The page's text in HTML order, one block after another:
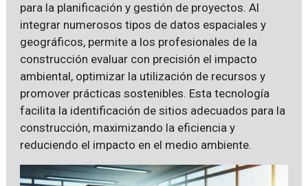
para la planificación y gestión de proyectos. Al
integrar numerosos tipos de datos espaciales y
geográficos, permite a los profesionales de la
construcción evaluar con precisión el impacto
ambiental, optimizar la utilización de recursos y
promover prácticas sostenibles. Esta tecnología
facilita la identificación de sitios adecuados para la
construcción, maximizando la eficiencia y
reduciendo el impacto en el medio ambiente.